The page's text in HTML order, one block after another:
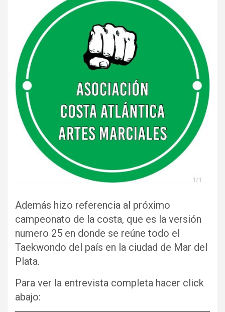
Además hizo referencia al próximo
campeonato de la costa, que es la versión
numero 25 en donde se reúne todo el
Taekwondo del país en la ciudad de Mar del
Plata.
Para ver la entrevista completa hacer click
abajo: